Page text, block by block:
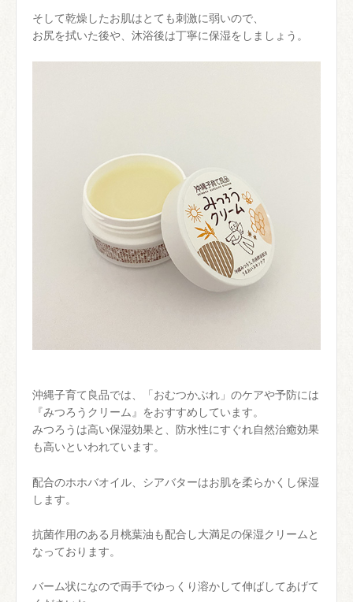
そして乾燥したお肌はとても刺激に弱いので、
お尻を拭いた後や、沐浴後は丁寧に保湿をしましょう。
沖縄子育て良品では、「おむつかぶれ」のケアや予防には
『みつろうクリーム』をおすすめしています。
みつろうは高い保湿効果と、防水性にすぐれ自然治癒効果
も高いといわれています。
配合のホホバオイル、シアバターはお肌を柔らかくし保湿
します。
抗菌作用のある月桃葉油も配合し大満足の保湿クリームと
なっております。
バーム状になので両手でゆっくり溶かして伸ばしてあげて